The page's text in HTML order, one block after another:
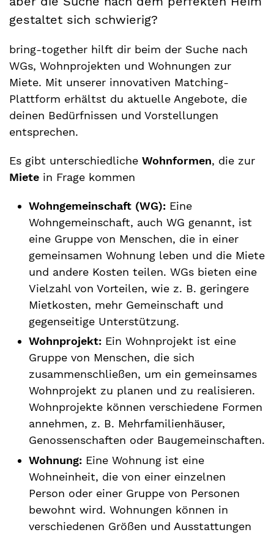
gestaltet sich schwierig?
bring-together hilft dir beim der Suche nach
WGs, Wohnprojekten und Wohnungen zur
Miete. Mit unserer innovativen Matching-
Plattform erhältst du aktuelle Angebote, die
deinen Bedürfnissen und Vorstellungen
entsprechen.
Es gibt unterschiedliche Wohnformen, die zur
Miete in Frage kommen
Wohngemeinschaft (WG): Eine
Wohngemeinschaft, auch WG genannt, ist
eine Gruppe von Menschen, die in einer
gemeinsamen Wohnung leben und die Miete
und andere Kosten teilen. WGs bieten eine
Vielzahl von Vorteilen, wie z. B. geringere
Mietkosten, mehr Gemeinschaft und
gegenseitige Unterstützung.
Wohnprojekt: Ein Wohnprojekt ist eine
Gruppe von Menschen, die sich
zusammenschließen, um ein gemeinsames
Wohnprojekt zu planen und zu realisieren.
Wohnprojekte können verschiedene Formen
annehmen, z. B. Mehrfamilienhäuser,
Genossenschaften oder Baugemeinschaften.
Wohnung: Eine Wohnung ist eine
Wohneinheit, die von einer einzelnen
Person oder einer Gruppe von Personen
bewohnt wird. Wohnungen können in
verschiedenen Größen und Ausstattungen